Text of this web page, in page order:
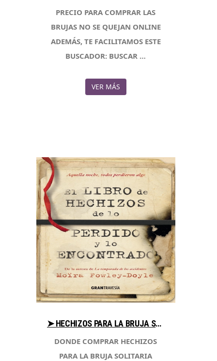
PRECIO PARA COMPRAR LAS
BRUJAS NO SE QUEJAN ONLINE
ADEMÁS, TE FACILITAMOS ESTE
BUSCADOR: BUSCAR …
VER MÁS
➤ HECHIZOS PARA LA BRUJA SOLITARIA VENTAJAS PARA COMPRAR CON LIBRERIAESOTERICA.NET
DONDE COMPRAR HECHIZOS
PARA LA BRUJA SOLITARIA